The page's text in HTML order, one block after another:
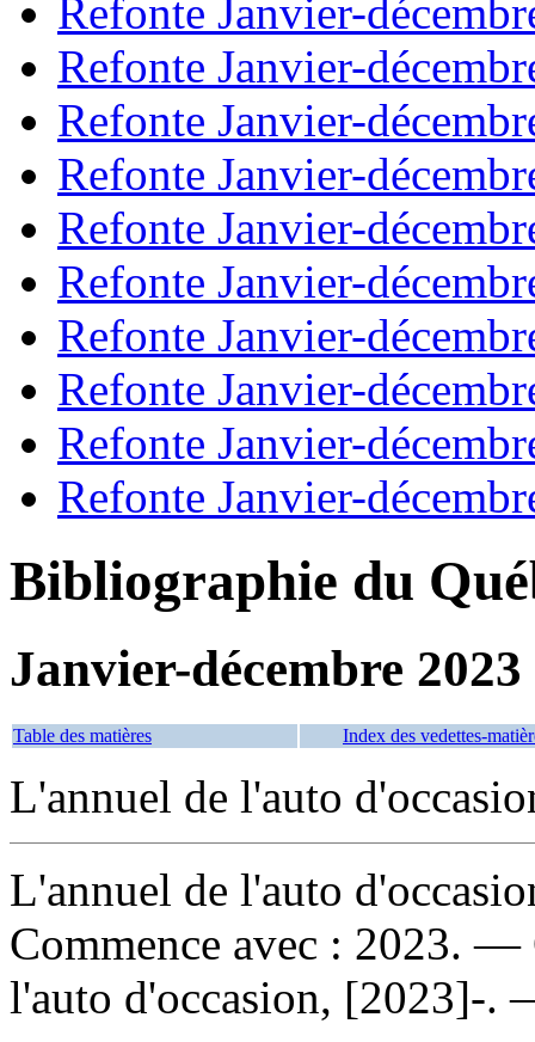
Refonte Janvier-
Refonte Janvier-
Refonte Janvier-
Refonte Janvier-
Refonte Janvier-
Refonte Janvier-
Refonte Janvier-
Refonte Janvier-
Refonte Janvier-
Refonte Janvier-
Bibliographie du
Janvier-décembre 2023
Table des matières Index des vedettes-
L'annuel de l'auto
L'annuel de l'auto
Commence avec : 2023.
l'auto d'occasion, [2023]-.